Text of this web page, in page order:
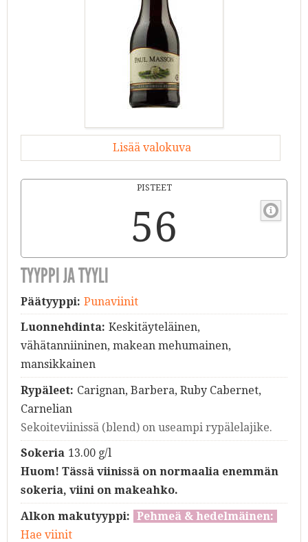
Lisää valokuva
PISTEET
56
TYYPPI JA TYYLI
Päätyyppi: Punaviinit
Luonnehdinta: Keskitäyteläinen,
vähätanniininen, makean mehumainen,
mansikkainen
Rypäleet: Carignan, Barbera, Ruby Cabernet,
Carnelian
Sekoiteviinissä (blend) on useampi rypälelajike.
Sokeria 13.00 g/l
Huom! Tässä viinissä on normaalia enemmän
sokeria, viini on makeahko.
Alkon makutyyppi: Pehmeä & hedelmäinen:
Hae viinit